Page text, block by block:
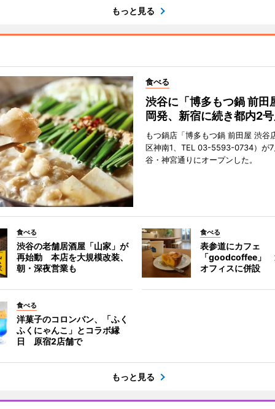
もっと見る
食べる
渋谷に「博多もつ鍋 前
岡発、新宿に続き都内2
もつ鍋店「博多もつ鍋 前田屋 渋谷
区神南1、TEL 03-5593-0734）が7
谷・神宮通りにオープンした。
食べる
渋谷の老舗居酒屋「山家」が
再始動 本店を大規模改装、
朝・深夜営業も
食べる
表参道にカフェ
「goodcoffee」
オフィスに併設
食べる
洋菓子のコロンバン、「ふく
ふくにゃんこ」とコラボ縁
日 原宿2店舗で
もっと見る